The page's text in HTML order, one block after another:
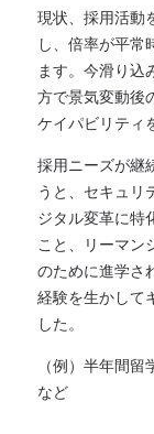
現状、採用活動
し、倍率が平常
ます。 今滑り込
方で景気変動後
ケイパビリティ
採用ニーズが継
うと、セキュリ
ジタル変革に特
こと、
リーマン
のために進学さ
経験を生かして
した。
（例）半年間
など